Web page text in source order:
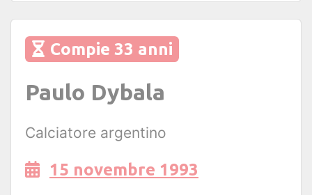
Compie 33 anni
Paulo Dybala
Calciatore argentino
15 novembre 1993